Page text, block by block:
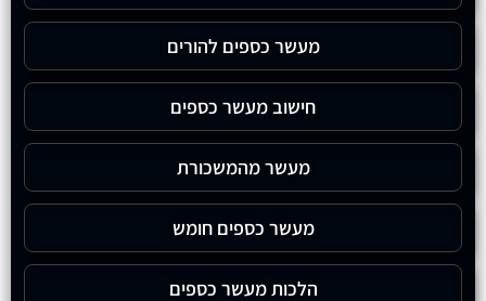
מעשר כספים להורים
חישוב מעשר כספים
מעשר מהמשכורת
מעשר כספים חומש
הלכות מעשר כספים